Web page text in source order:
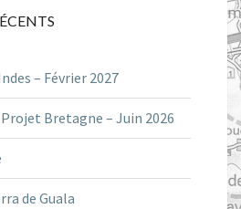
– Février 2027
Projet Bretagne – Juin 2026
de Guala